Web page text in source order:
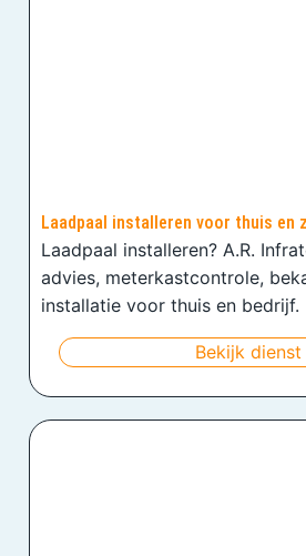
Laadpaal installeren voor thuis en
Laadpaal installeren? A.R.
advies, meterkastcontrole,
installatie voor thuis en bedrijf.
Bekijk dienst